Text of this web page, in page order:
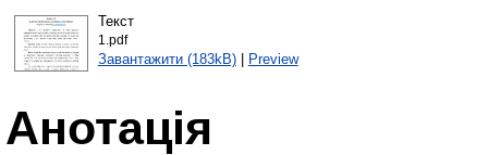
Текст
1.pdf
Завантажити (183kB)| Preview
Анотація